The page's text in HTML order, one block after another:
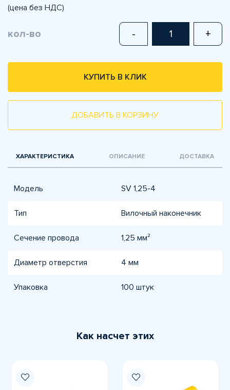
(цена без НДС)
кол-во - +
КУПИТЬ В КЛИК
ДОБАВИТЬ В КОРЗИНУ
ХАРАКТЕРИСТИКА ОПИСАНИЕ ДОСТАВКА
Модель SV 1,25-4
Тип Вилочный наконечник
Сечение провода 1,25 мм²
Диаметр отверстия 4 мм
Упаковка 100 штук
Как насчет этих